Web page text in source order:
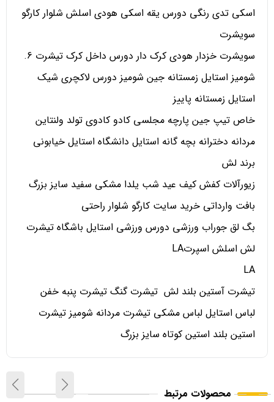
اسکی تدی رنگی دورس یقه اسکی هودی اسلش شلوار کارگو
سویشرت
سویشرت خزدار هودی کرک دار دورس داخل کرک تیشرت 6.
شومیز استایل زمستانه جین شومیز دورس لاکچری شیک
استایل زمستانه پاییز
خاص تیپ جین پارچه مجلسی کادو کادوی تولد ولنتاین
مردانه دخترانه بچه گانه استایل دانشگاه استایل خیابونی
برند لش
زیورآلات کفش کیف عید شب یلدا مشکی سفید سایز بزرگ
بافت وارداتی خرید سایت کارگو شلوار راحتی
بگ لق جوراب ورزشی دورس ورزشی استایل باشگاه تیشرت
لش اسلش اسپرتLA
LA
تیشرت آستین بلند لش تیشرت گنگ تیشرت پنبه خفن
لباس استایل لباس مشکی تیشرت مردانه شومیز تیشرت
استین بلند استین کوتاه سایز بزرگ
محصولات مرتبط